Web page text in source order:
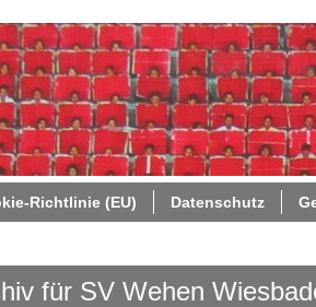
Richtlinie (EU) Datenschutz
für SV Wehen